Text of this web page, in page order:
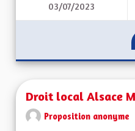
03/07/2023
Droit local Alsace
Proposition anonyme